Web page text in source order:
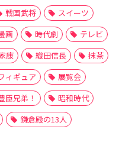
戦国武将
スイーツ
画 時代劇
テレビ
康 織田信長
抹茶
ィギュア
展覧会
臣兄弟！
昭和時代
鎌倉殿の13人